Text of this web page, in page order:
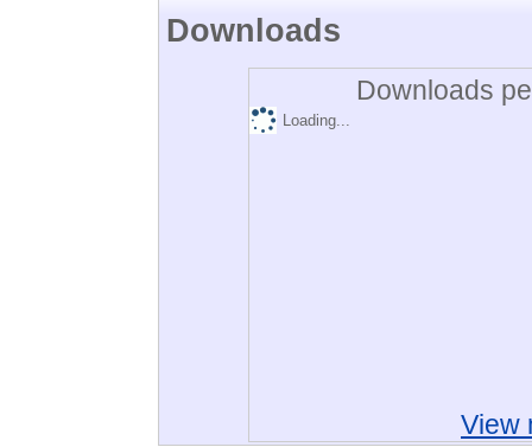
Downloads
Downloads
Loading...
View